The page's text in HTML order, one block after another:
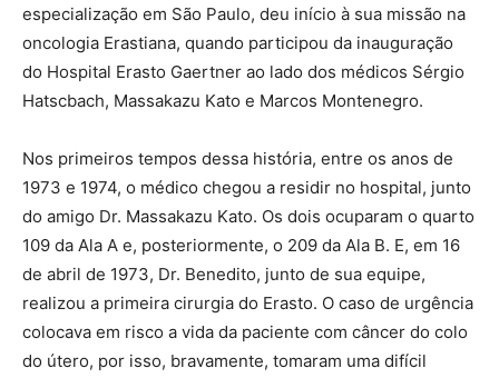
especialização em São Paulo, deu início à sua missão na
oncologia Erastiana, quando participou da inauguração
do Hospital Erasto Gaertner ao lado dos médicos Sérgio
Hatscbach, Massakazu Kato e Marcos Montenegro.
Nos primeiros tempos dessa história, entre os anos de
1973 e 1974, o médico chegou a residir no hospital, junto
do amigo Dr. Massakazu Kato. Os dois ocuparam o quarto
109 da Ala A e, posteriormente, o 209 da Ala B. E, em 16
de abril de 1973, Dr. Benedito, junto de sua equipe,
realizou a primeira cirurgia do Erasto. O caso de urgência
colocava em risco a vida da paciente com câncer do colo
do útero, por isso, bravamente, tomaram uma difícil